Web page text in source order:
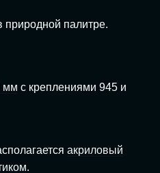
природной палитре.
мм с креплениями 945 и
акриловый
.